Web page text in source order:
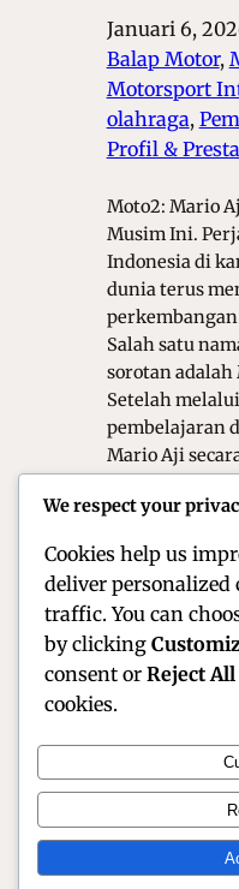
Januari 6,
Balap Motor,
Motorsport
olahraga,
Profil &
Moto2: Mario
Musim Ini.
Indonesia di
dunia terus
Salah satu
sorotan adalah
Setelah
pembelajaran
Mario Aji
musim ini.
Official Site of
Motorsport Profile
We respect your
Cookies help us
deliver personalized
traffic. You can
by clicking
consent or Reject All
cookies.